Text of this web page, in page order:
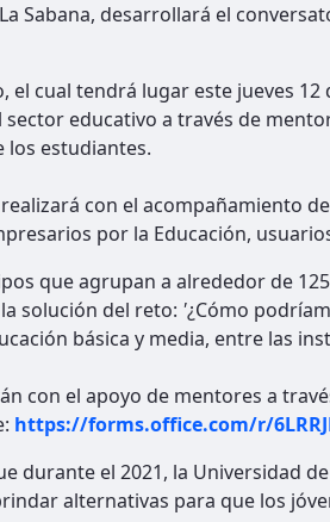
Sabana, desarrollará el
el cual tendrá lugar este jueves
sector educativo a través de
los estudiantes.
con el acompañamiento
por la Educación, usuarios
que agrupan a alrededor de
solución del reto: '¿Cómo
básica y media, entre las
con el apoyo de mentores a
https://forms.office.com/r/
durante el 2021, la Universidad
alternativas para que los